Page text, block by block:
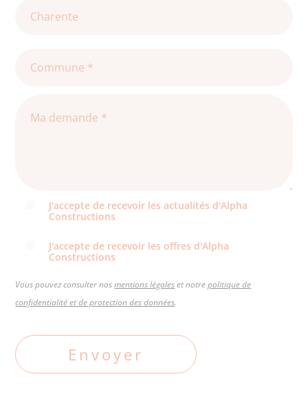
J'accepte de recevoir les actualités d'Alpha
Constructions
J'accepte de recevoir les offres d'Alpha
Constructions
Vous pouvez consulter nosmentions légaleset notrepolitique de
confidentialité et de protection des données.